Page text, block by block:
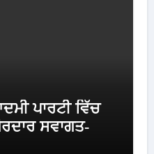
ਪਾਰਟੀ ਵਿੱਚ
ਸਵਾਗਤ-